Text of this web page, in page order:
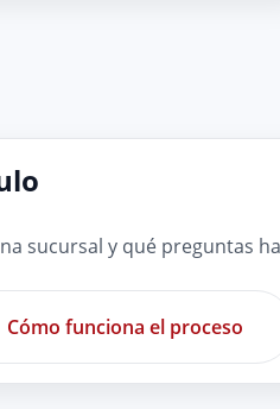
sucursal y qué preguntas
Cómo funciona el proceso